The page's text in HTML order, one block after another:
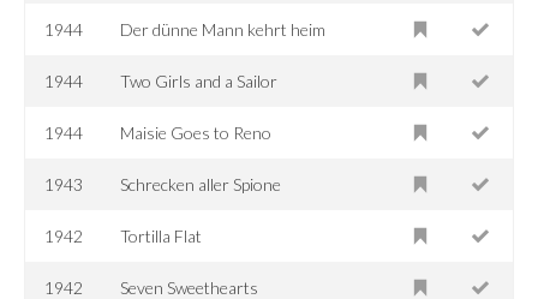
1944 Der dünne Mann kehrt heim
1944 Two Girls and a Sailor
1944 Maisie Goes to Reno
1943 Schrecken aller Spione
1942 Tortilla Flat
1942 Seven Sweethearts